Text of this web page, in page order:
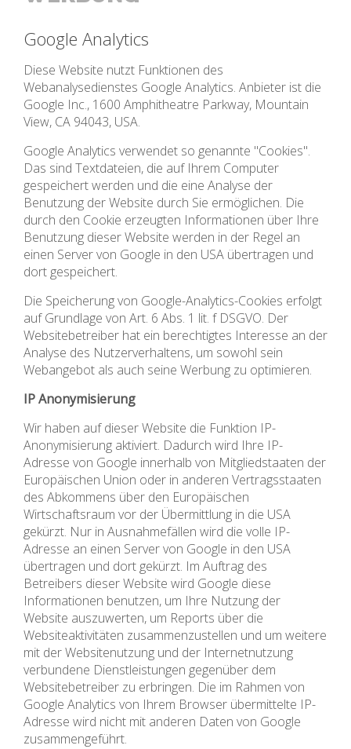
Google Analytics
Diese Website nutzt Funktionen des
Webanalysedienstes Google Analytics. Anbieter ist die
Google Inc., 1600 Amphitheatre Parkway, Mountain
View, CA 94043, USA.
Google Analytics verwendet so genannte "Cookies".
Das sind Textdateien, die auf Ihrem Computer
gespeichert werden und die eine Analyse der
Benutzung der Website durch Sie ermöglichen. Die
durch den Cookie erzeugten Informationen über Ihre
Benutzung dieser Website werden in der Regel an
einen Server von Google in den USA übertragen und
dort gespeichert.
Die Speicherung von Google-Analytics-Cookies erfolgt
auf Grundlage von Art. 6 Abs. 1 lit. f DSGVO. Der
Websitebetreiber hat ein berechtigtes Interesse an der
Analyse des Nutzerverhaltens, um sowohl sein
Webangebot als auch seine Werbung zu optimieren.
IP Anonymisierung
Wir haben auf dieser Website die Funktion IP-
Anonymisierung aktiviert. Dadurch wird Ihre IP-
Adresse von Google innerhalb von Mitgliedstaaten der
Europäischen Union oder in anderen Vertragsstaaten
des Abkommens über den Europäischen
Wirtschaftsraum vor der Übermittlung in die USA
gekürzt. Nur in Ausnahmefällen wird die volle IP-
Adresse an einen Server von Google in den USA
übertragen und dort gekürzt. Im Auftrag des
Betreibers dieser Website wird Google diese
Informationen benutzen, um Ihre Nutzung der
Website auszuwerten, um Reports über die
Websiteaktivitäten zusammenzustellen und um weitere
mit der Websitenutzung und der Internetnutzung
verbundene Dienstleistungen gegenüber dem
Websitebetreiber zu erbringen. Die im Rahmen von
Google Analytics von Ihrem Browser übermittelte IP-
Adresse wird nicht mit anderen Daten von Google
zusammengeführt.